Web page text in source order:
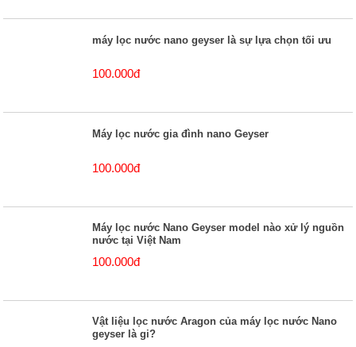
máy lọc nước nano geyser là sự lựa chọn tối ưu
100.000đ
Máy lọc nước gia đình nano Geyser
100.000đ
Máy lọc nước Nano Geyser model nào xử lý nguồn
nước tại Việt Nam
100.000đ
Vật liệu lọc nước Aragon của máy lọc nước Nano
geyser là gi?